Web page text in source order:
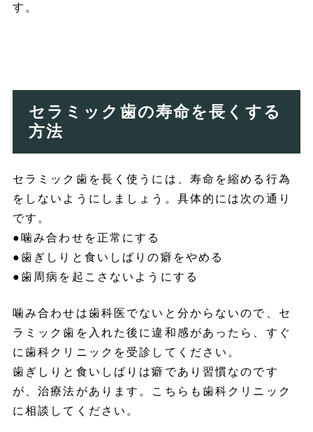
す。
セラミック歯の寿命を長くする
方法
セラミック歯を長く使うには、寿命を縮める行為
をしないようにしましょう。具体的には次の通り
です。
●噛み合わせを正常にする
●歯ぎしりと食いしばりの癖をやめる
●歯周病を起こさないようにする
噛み合わせは歯科医でないと分からないので、セ
ラミック歯を入れた後に違和感があったら、すぐ
に歯科クリニックを受診してください。
歯ぎしりと食いしばりは癖であり習慣なのです
が、治療法があります。こちらも歯科クリニック
に相談してください。